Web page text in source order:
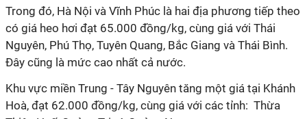
Trong đó, Hà Nội và Vĩnh Phúc là hai địa phương tiếp theo
có giá heo hơi đạt 65.000 đồng/kg, cùng giá với Thái
Nguyên, Phú Thọ, Tuyên Quang, Bắc Giang và Thái Bình.
Đây cũng là mức cao nhất cả nước.
Khu vực miền Trung - Tây Nguyên tăng một giá tại Khánh
Hoà, đạt 62.000 đồng/kg, cùng giá với các tỉnh: Thừa